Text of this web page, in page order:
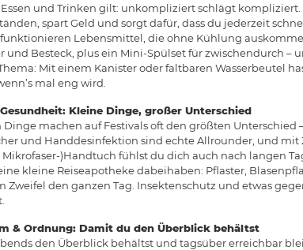
und Trinken gilt: unkompliziert schlägt
spart Geld und sorgt dafür, dass du jederzeit
Lebensmittel, die ohne Kühlung
und Besteck, plus ein Mini-Spülset für zwischendurch –
Mit einem Kanister oder faltbaren Wasserbeutel
mal eng wird.
Kleine Dinge, großer Unterschied
machen auf Festivals oft den größten Unterschied
und Handdesinfektion sind echte Allrounder, und
Mikrofaser-)Handtuch fühlst du dich auch nach langen
kleine Reiseapotheke dabeihaben: Pflaster,
Zweifel den ganzen Tag. Insektenschutz und etwas
& Ordnung: Damit du den Überblick behältst
den Überblick behältst und tagsüber erreichbar